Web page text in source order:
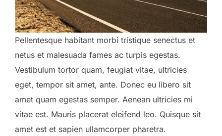
Pellentesque habitant morbi tristique senectus et
netus et malesuada fames ac turpis egestas.
Vestibulum tortor quam, feugiat vitae, ultricies
eget, tempor sit amet, ante. Donec eu libero sit
amet quam egestas semper. Aenean ultricies mi
vitae est. Mauris placerat eleifend leo. Quisque sit
amet est et sapien ullamcorper pharetra.